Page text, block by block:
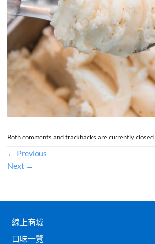
Both comments and trackbacks are currently closed.
← Previous
Next →
線上商城
口味一覽